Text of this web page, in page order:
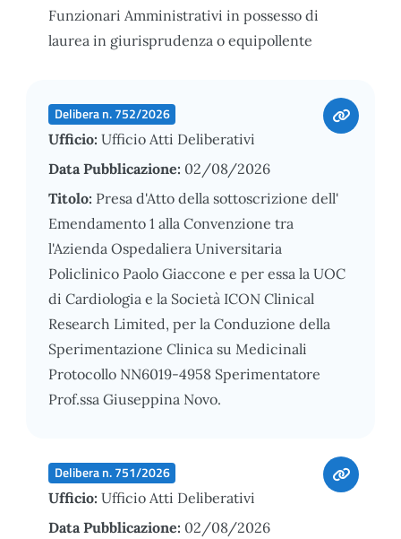
Funzionari Amministrativi in possesso di
laurea in giurisprudenza o equipollente
Delibera n. 752/2026
Ufficio: Ufficio Atti Deliberativi
Data Pubblicazione: 02/08/2026
Titolo: Presa d'Atto della sottoscrizione dell'
Emendamento 1 alla Convenzione tra
l'Azienda Ospedaliera Universitaria
Policlinico Paolo Giaccone e per essa la UOC
di Cardiologia e la Società ICON Clinical
Research Limited, per la Conduzione della
Sperimentazione Clinica su Medicinali
Protocollo NN6019-4958 Sperimentatore
Prof.ssa Giuseppina Novo.
Delibera n. 751/2026
Ufficio: Ufficio Atti Deliberativi
Data Pubblicazione: 02/08/2026